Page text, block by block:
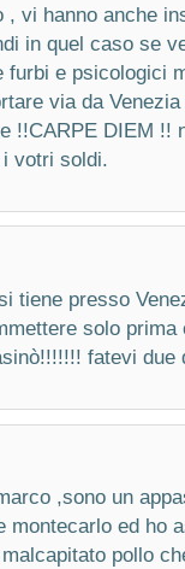
vi hanno anche
in quel caso se
e psicologici
via da
!!CARPE DIEM !!
votri soldi.
tiene presso
solo
fatevi due
,sono un
montecarlo ed ho
pollo